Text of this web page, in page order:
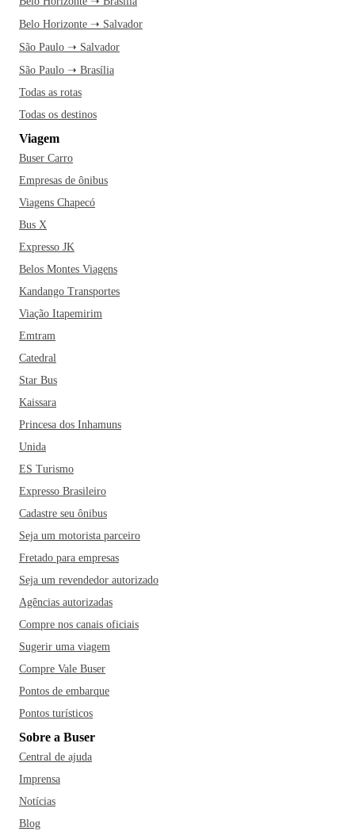
Belo Horizonte ➝ Salvador
São Paulo ➝ Salvador
São Paulo ➝ Brasília
Todas as rotas
Todas os destinos
Viagem
Buser Carro
Empresas de ônibus
Viagens Chapecó
Bus X
Expresso JK
Belos Montes Viagens
Kandango Transportes
Viação Itapemirim
Emtram
Catedral
Star Bus
Kaissara
Princesa dos Inhamuns
Unida
ES Turismo
Expresso Brasileiro
Cadastre seu ônibus
Seja um motorista parceiro
Fretado para empresas
Seja um revendedor autorizado
Agências autorizadas
Compre nos canais oficiais
Sugerir uma viagem
Compre Vale Buser
Pontos de embarque
Pontos turísticos
Sobre a Buser
Central de ajuda
Imprensa
Notícias
Blog